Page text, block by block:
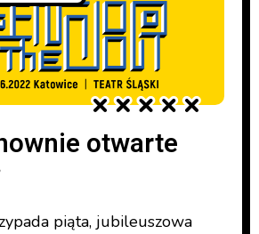
otwarte
piąta, jubileuszowa